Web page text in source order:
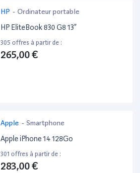
HP - Ordinateur portable
HP EliteBook 830 G8 13”
305 offres à partir de :
265,00 €
Apple - Smartphone
Apple iPhone 14 128Go
301 offres à partir de :
283,00 €